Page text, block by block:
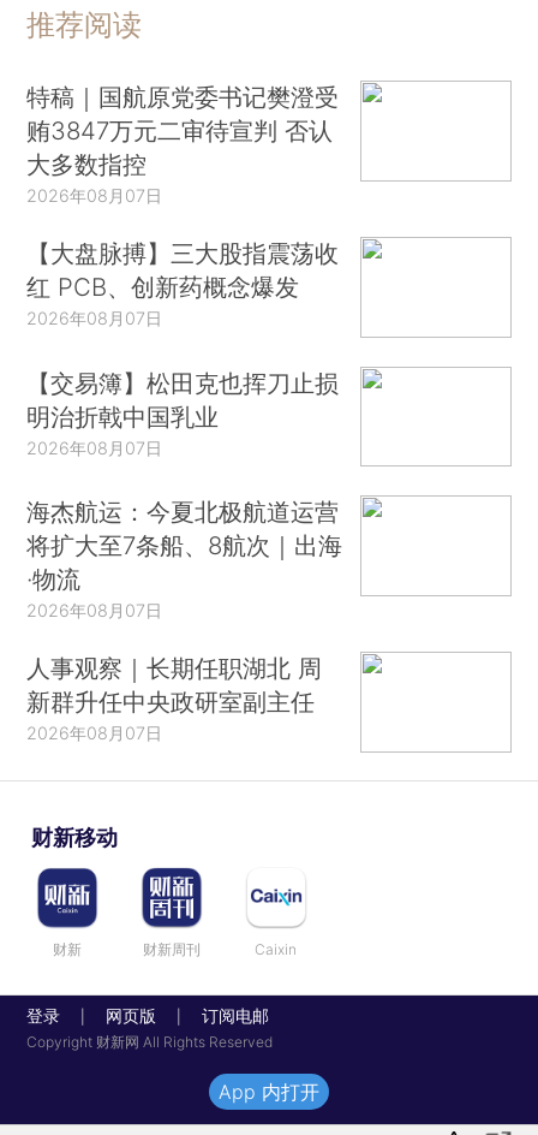
推荐阅读
特稿｜国航原党委书记樊澄受
贿3847万元二审待宣判 否认
大多数指控
2026年08月07日
【大盘脉搏】三大股指震荡收
红 PCB、创新药概念爆发
2026年08月07日
【交易簿】松田克也挥刀止损
明治折戟中国乳业
2026年08月07日
海杰航运：今夏北极航道运营
将扩大至7条船、8航次｜出海
·物流
2026年08月07日
人事观察｜长期任职湖北 周
新群升任中央政研室副主任
2026年08月07日
财新移动
财新 财新周刊 Caixin
登录 网页版 订阅电邮
Copyright 财新网 All Rights Reserved
App 内打开